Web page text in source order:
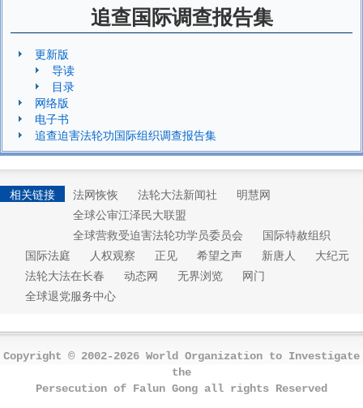
追查国际调查报告集
更新版
导读
目录
网络版
电子书
追查迫害法轮功国际组织调查报告集
相关链接 法网恢恢 法轮大法新闻社
明慧网
全球公审江泽民大联盟
全球营救受迫害法轮功学员委员会
国际特赦组织
国际法庭
人权观察 正见 希望之声 新唐人
大纪元
法轮大法在长春
动态网 无界浏览
网门
全球退党服务中心
Copyright © 2002-2026 World Organization to Investigate
the
Persecution of Falun Gong all rights Reserved